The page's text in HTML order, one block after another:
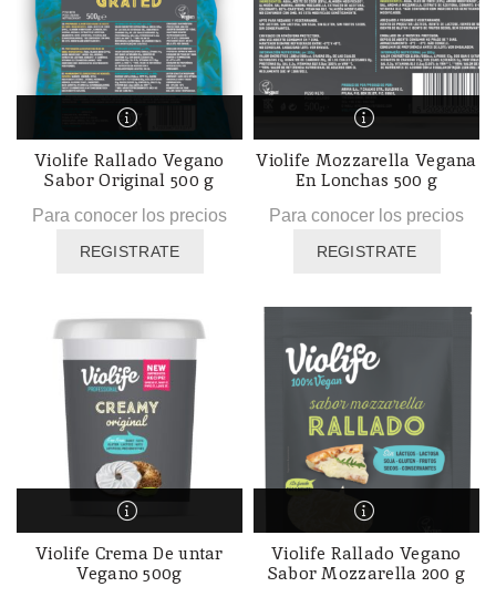
Violife Rallado Vegano
Sabor Original 500 g
Para conocer los precios
REGISTRATE
Violife Mozzarella Vegana
En Lonchas 500 g
Para conocer los precios
REGISTRATE
Violife Crema De untar
Vegano 500g
Violife Rallado Vegano
Sabor Mozzarella 200 g